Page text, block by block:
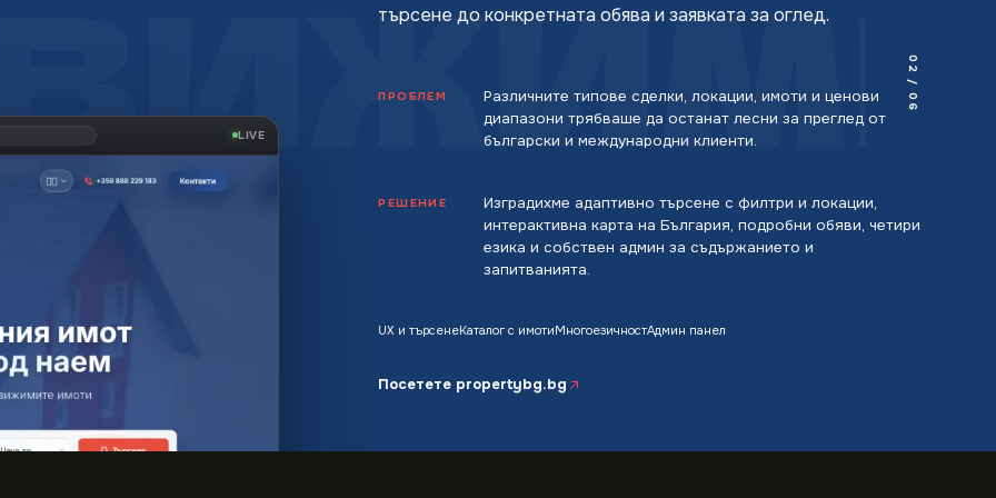
02
/
06
търсене до конкретната обява и заявката за оглед.
ПРОБЛЕМ
Различните типове сделки, локации, имоти и ценови
диапазони трябваше да останат лесни за преглед от
български и международни клиенти.
РЕШЕНИЕ
Изградихме адаптивно търсене с филтри и локации,
интерактивна карта на България, подробни обяви, четири
езика и собствен админ за съдържанието и
запитванията.
UX и търсенеКаталог с имотиМногоезичностАдмин панел
Посетете propertybg.bg
LIVE